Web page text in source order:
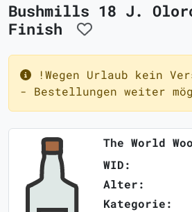
Bushmills 18 J.
Finish
!Wegen Urlaub kein
- Bestellungen weiter
The World
WID:
Alter:
Kategorie: